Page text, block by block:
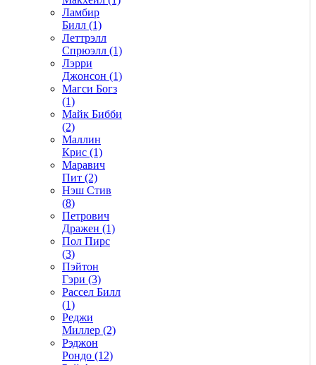
Ламбир
Билл (1)
Леттрэлл
Спрюэлл (1)
Лэрри
Джонсон (1)
Магси Богз
(1)
Майк Бибби
(2)
Маллин
Крис (1)
Маравич
Пит (2)
Нэш Стив
(8)
Петрович
Дражен (1)
Пол Пирс
(3)
Пэйтон
Гэри (3)
Рассел Билл
(1)
Реджи
Миллер (2)
Рэджон
Рондо (12)